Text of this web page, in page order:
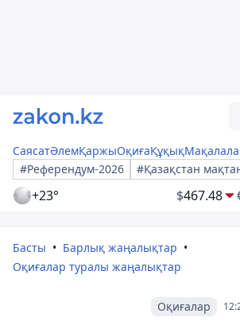
СаясатӘлемҚаржыОқиғаҚұқық
#Референдум-2026
#Қазақстан
+23° $467.48
Басты
Барлық жаңалықтар
Оқиғалар туралы жаңалықтар
Оқиғалар